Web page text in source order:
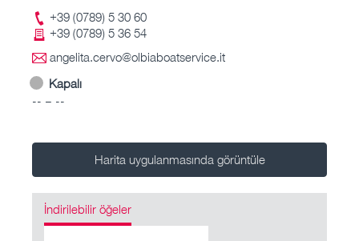
+39 (0789) 5 30 60
+39 (0789) 5 36 54
angelita.cervo@olbiaboatservice.it
Kapalı
-- – --
Harita uygulanmasında görüntüle
İndirilebilir öğeler